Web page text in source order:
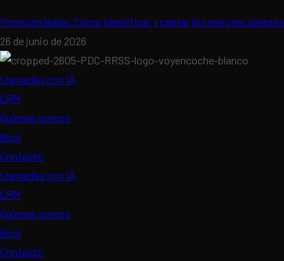
Premium leads: Cómo identificar y captar los mejores clientes
26 de junio de 2026
Llamadas con IA
CRM
Quienes somos
Blog
Contacto
Llamadas con IA
CRM
Quienes somos
Blog
Contacto